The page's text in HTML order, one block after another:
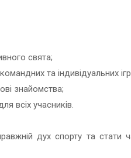
свята;
та індивідуальних
знайомства;
всіх учасників.
дух спорту та стати